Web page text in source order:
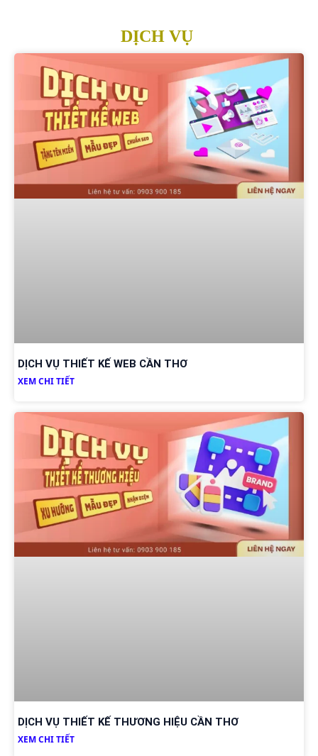
DỊCH VỤ
DỊCH VỤ THIẾT KẾ WEB CẦN THƠ
XEM CHI TIẾT
DỊCH VỤ THIẾT KẾ THƯƠNG HIỆU CẦN THƠ
XEM CHI TIẾT